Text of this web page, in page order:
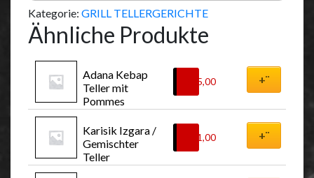
Kategorie: GRILL TELLERGERICHTE
Ähnliche Produkte
Adana Kebap
Teller mit
Pommes
15,00 +¨
Karisik Izgara /
Gemischter
Teller
21,00 +¨